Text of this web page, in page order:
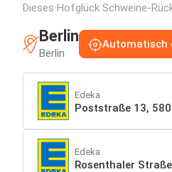
Dieses Hofglück Schweine-
Berlin
Berlin
Automatisch
Edeka
Poststraße 13,
Edeka
Rosenthaler